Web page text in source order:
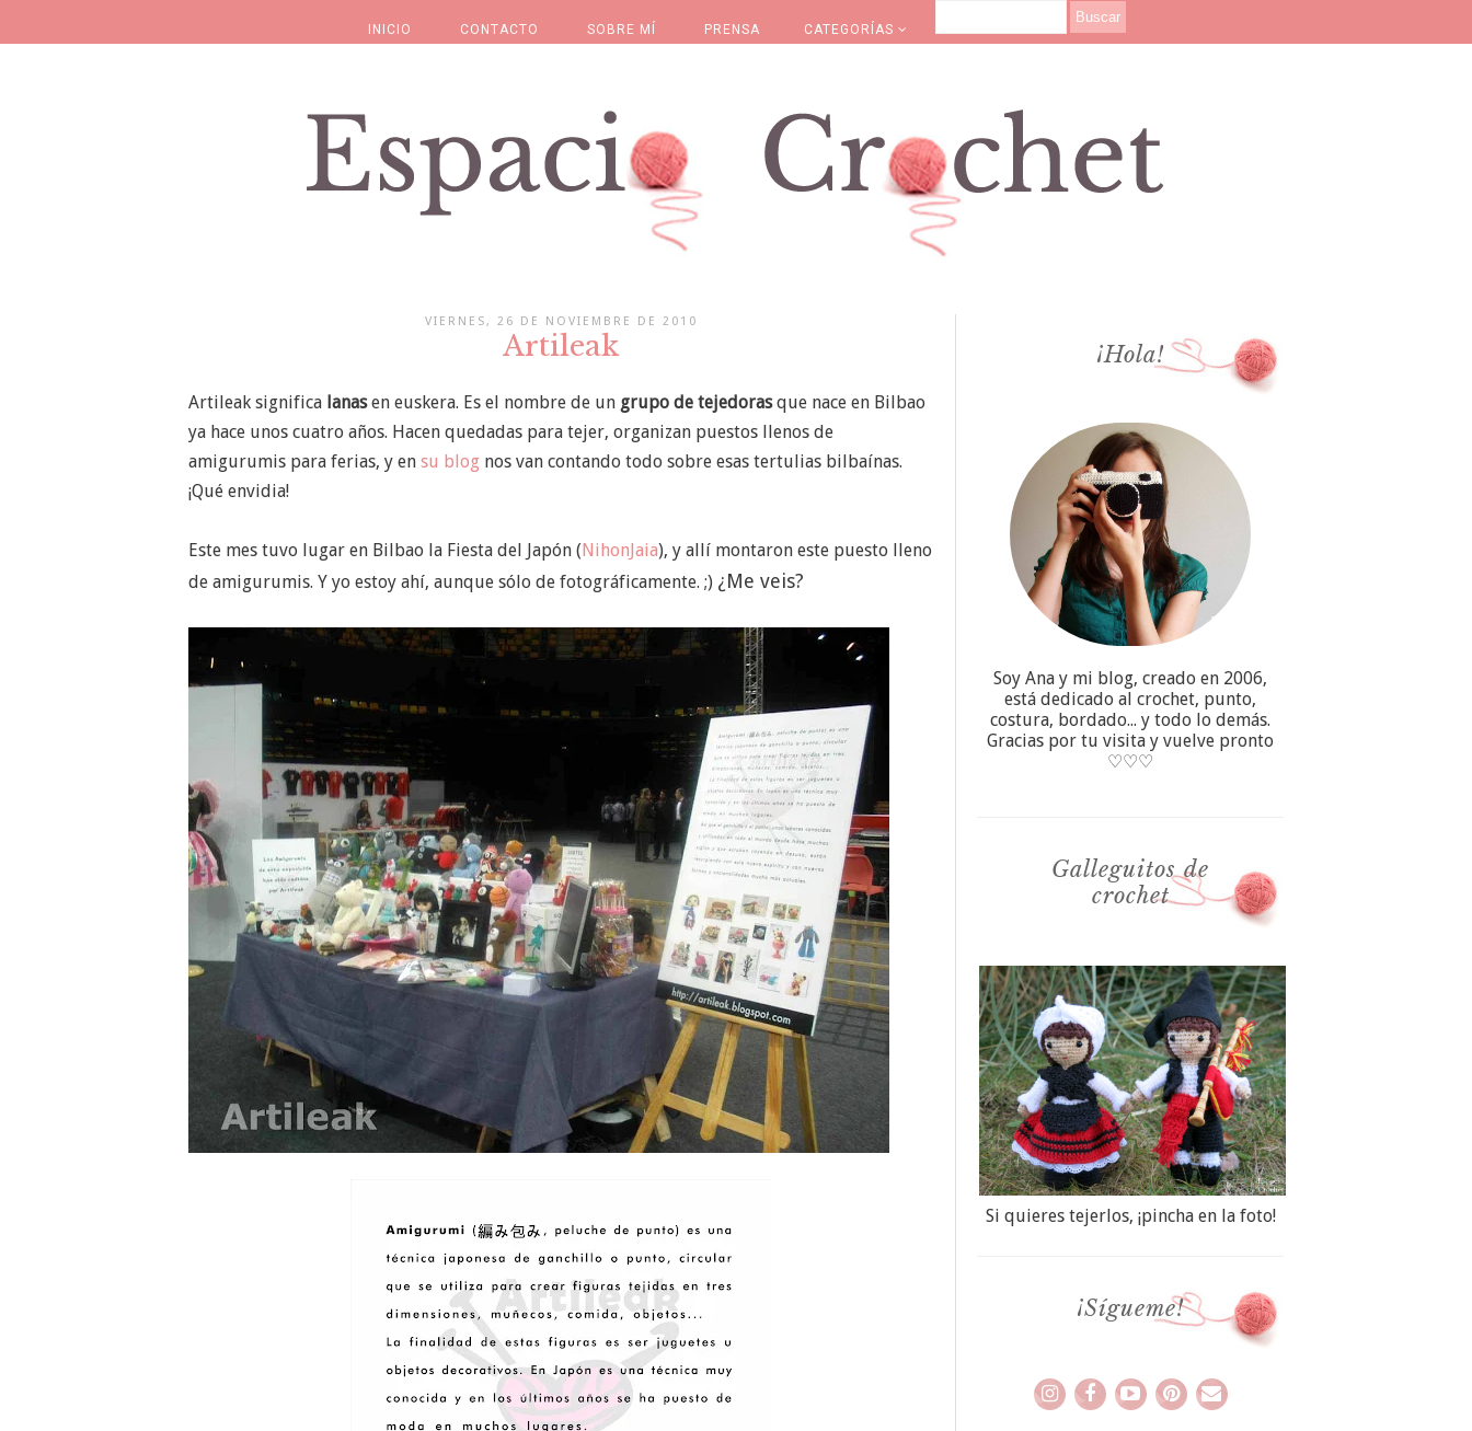
INICIO CONTACTO SOBRE MÍ PRENSA CATEGORÍAS
VIERNES, 26 DE NOVIEMBRE DE 2010
Artileak
Artileak significa lanasen euskera. Es el nombre de un grupo de tejedorasque nace en Bilbao
ya hace unos cuatro años. Hacen quedadas para tejer, organizan puestos llenos de
amigurumis para ferias, y en su blog nos van contando todo sobre esas tertulias bilbaínas.
¡Qué envidia!
Este mes tuvo lugar en Bilbao la Fiesta del Japón (NihonJaia), y allí montaron este puesto lleno
de amigurumis. Y yo estoy ahí, aunque sólo de fotográficamente. ;) ¿Me veis?
¡Hola!
Soy Ana y mi blog, creado en 2006,
está dedicado al crochet, punto,
costura, bordado... y todo lo demás.
Gracias por tu visita y vuelve pronto
♡♡♡
Galleguitos de
crochet
Si quieres tejerlos, ¡pincha en la foto!
¡Sígueme!